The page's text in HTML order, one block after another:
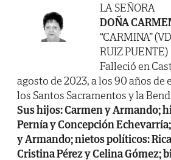
LA SEÑORA
DOÑA
“CARMINA”
RUIZ PUENTE)
Falleció en
agosto de 2023, a los 90 años de
los Santos Sacramentos y la
Sus hijos: Carmen y Armando;
Pernía y Concepción
y Armando; nietos políticos:
Cristina Pérez y Celina Gómez;